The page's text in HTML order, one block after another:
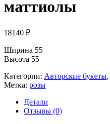
маттиолы
18140 ₽
Ширина 55
Высота 55
Категории: Авторские букеты,
Метка: розы
Детали
Отзывы (0)